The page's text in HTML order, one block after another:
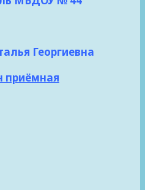
Георгиевна
приёмная